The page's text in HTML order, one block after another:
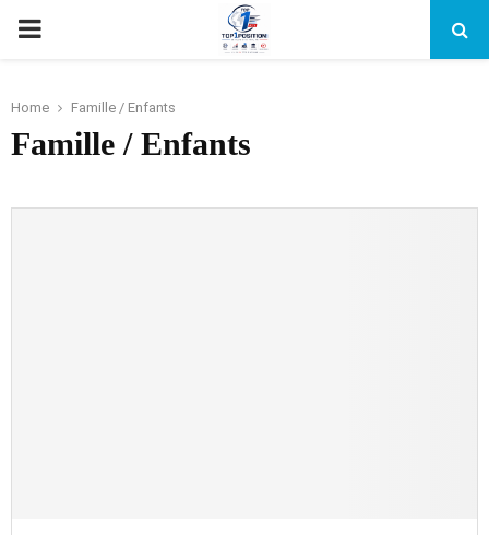
PRIMARY
Home Famille / Enfants
Famille / Enfants